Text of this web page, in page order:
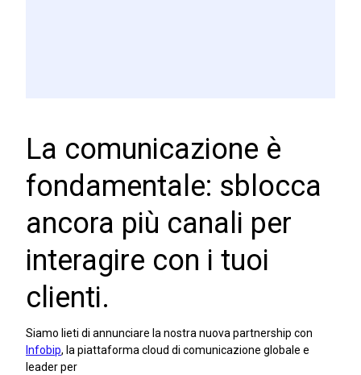
La comunicazione è
fondamentale: sblocca
ancora più canali per
interagire con i tuoi
clienti.
Siamo lieti di annunciare la nostra nuova partnership con
Infobip, la piattaforma cloud di comunicazione globale e
leader per